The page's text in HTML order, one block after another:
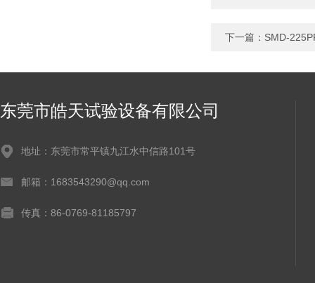
下一篇： SMD-
东莞市皓天试验设备有限公司
地址：东莞市常平镇九江水中信路101号
邮箱：1683543290@qq.com
传真：86-0769-81185797